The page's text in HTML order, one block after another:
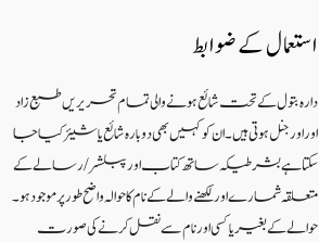
استعمال کے ضوابط
دارہ بتول کے تحت شائع ہونے والی تمام تحریریں طبع زاد
اور اورجنل ہوتی ہیں۔ ان کو کہیں بھی دوبارہ شائع یا شیئر کیا جا
سکتا ہے بشرطیکہ ساتھ کتاب اور پبلشر/ رسالے کے
متعلقہ شمارے اور لکھنے والے کے نام کا حوالہ واضح طور پر موجود ہو۔
حوالے کے بغیر یا کسی اور نام سے نقل کرنے کی صورت